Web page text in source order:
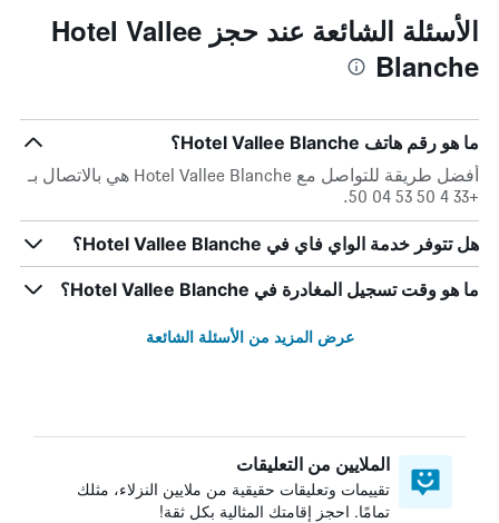
الأسئلة الشائعة عند حجز Hotel Vallee
Blanche
ما هو رقم هاتف Hotel Vallee Blanche؟
أفضل طريقة للتواصل مع Hotel Vallee Blanche هي بالاتصال بـ
+33 4 50 53 04 50.
هل تتوفر خدمة الواي فاي في Hotel Vallee Blanche؟
ما هو وقت تسجيل المغادرة في Hotel Vallee Blanche؟
عرض المزيد من الأسئلة الشائعة
الملايين من التعليقات
تقييمات وتعليقات حقيقية من ملايين النزلاء، مثلك
تمامًا. احجز إقامتك المثالية بكل ثقة!